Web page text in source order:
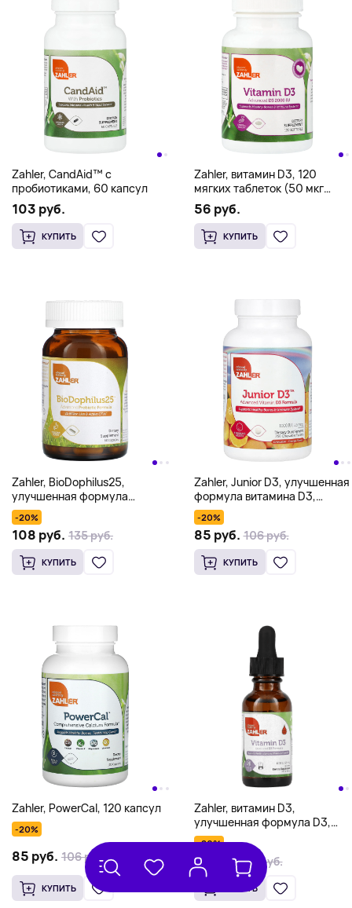
Zahler, CandAid™ с
пробиотиками, 60 капсул
103 руб.
КУПИТЬ
Zahler, витамин D3, 120
мягких таблеток (50 мкг
(2000 МЕ)) каждая
56 руб.
КУПИТЬ
Zahler, BioDophilus25,
улучшенная формула
пробиотика, 25 млрд КОЕ, 60
капсул
-20%
108 руб. 135 руб.
КУПИТЬ
Zahler, Junior D3, улучшенная
формула витамина D3,
апельсин, 25 мкг (1000 МЕ),
250 жевательных таблеток
-20%
85 руб. 106 руб.
КУПИТЬ
Zahler, PowerCal, 120 капсул
-20%
85 руб. 106 руб.
КУПИТЬ
Zahler, витамин D3,
улучшенная формула D3,
1000 МЕ, 30 мл (1 жидк.
-20%
60 руб. 75 руб.
КУПИТЬ